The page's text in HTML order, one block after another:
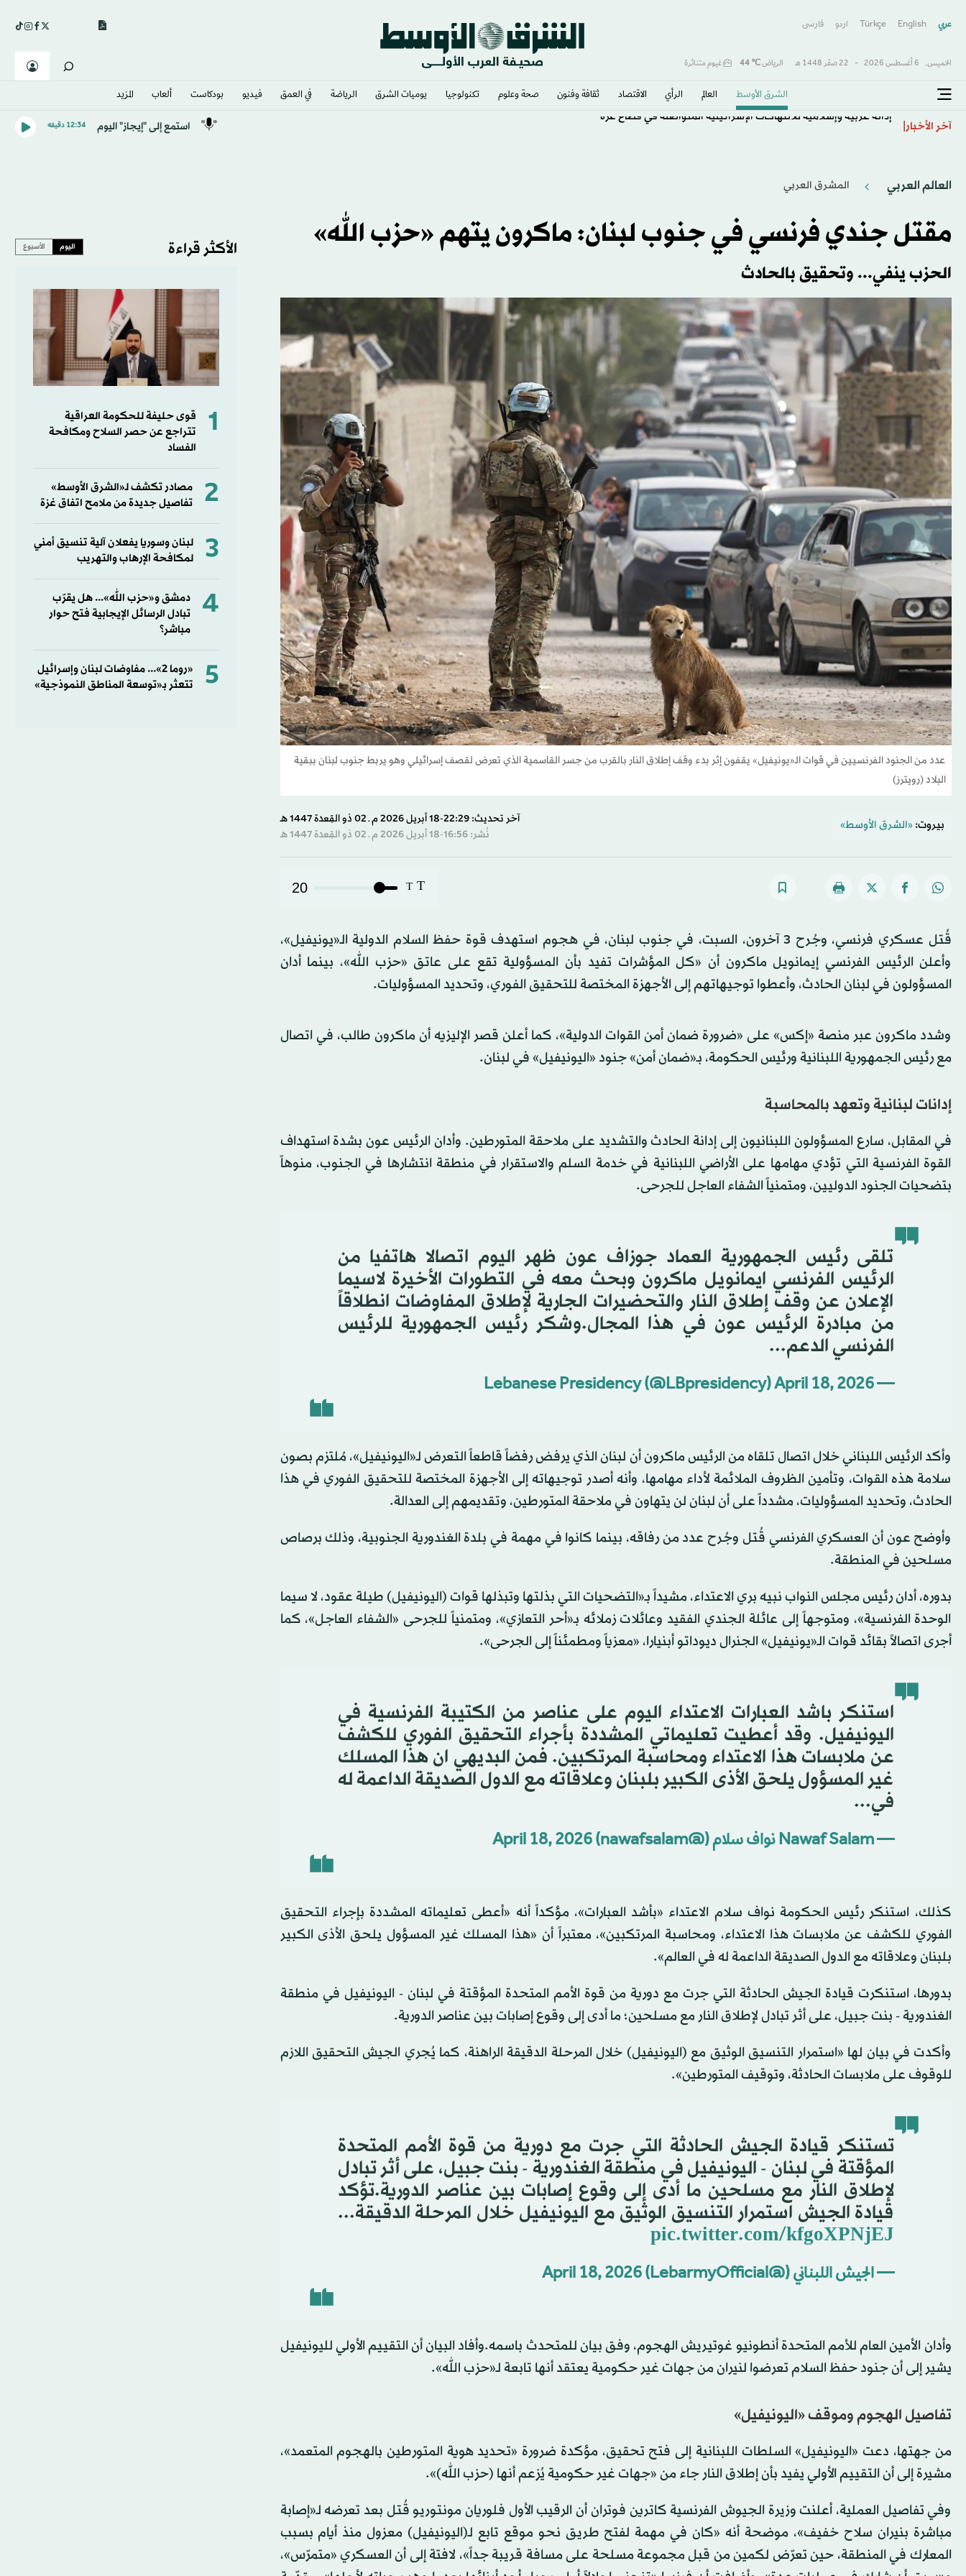
عربي English
Türkçe اردو فارسى
الخميس, 6 أغسطس 2026 - 22 صفَر 1448 هـ الرياض℃
44 غيوم متناثرة
الشرق الأوسط​ العالم الرأي الاقتصاد ثقافة وفنون صحة وعلوم تكنولوجيا يوميات الشرق​ الرياضة في العمق فيديو بودكاست ألعاب المزيد
آخر الأخبار إدانة عربية وإسلامية للانتهاكات الإسرائيلية المتواصلة في قطاع غزة استمع إلى "إيجاز" اليوم 12:34 دقيقه
العالم العربي المشرق العربي
مقتل جندي فرنسي في جنوب لبنان: ماكرون يتهم «حزب الله»
الحزب ينفي... وتحقيق بالحادث
عدد من الجنود الفرنسيين في قوات الـ«يونيفيل» يقفون إثر بدء وقف إطلاق النار بالقرب من جسر القاسمية الذي تعرض لقصف إسرائيلي وهو يربط جنوب لبنان ببقية
البلاد (رويترز)
بيروت: «الشرق الأوسط»
آخر تحديث: 22:29-18 أبريل 2026 م ـ 02 ذو القِعدة 1447 هـ
نُشر: 16:56-18 أبريل 2026 م ـ 02 ذو القِعدة 1447 هـ
T
T
20
قُتل عسكري فرنسي، وجُرح 3 آخرون، السبت، في جنوب لبنان، في هجوم استهدف قوة حفظ السلام الدولية الـ«يونيفيل»،
وأعلن الرئيس الفرنسي إيمانويل ماكرون أن «كل المؤشرات تفيد بأن المسؤولية تقع على عاتق «حزب الله»، بينما أدان
المسؤولون في لبنان الحادث، وأعطوا توجيهاتهم إلى الأجهزة المختصة للتحقيق الفوري، وتحديد المسؤوليات.
وشدد ماكرون عبر منصة «إكس» على «ضرورة ضمان أمن القوات الدولية»، كما أعلن قصر الإليزيه أن ماكرون طالب، في اتصال
مع رئيس الجمهورية اللبنانية ورئيس الحكومة، بـ«ضمان أمن» جنود «اليونيفيل» في لبنان.
إدانات لبنانية وتعهد بالمحاسبة
في المقابل، سارع المسؤولون اللبنانيون إلى إدانة الحادث والتشديد على ملاحقة المتورطين. وأدان الرئيس عون بشدة استهداف
القوة الفرنسية التي تؤدي مهامها على الأراضي اللبنانية في خدمة السلم والاستقرار في منطقة انتشارها في الجنوب، منوهاً
بتضحيات الجنود الدوليين، ومتمنياً الشفاء العاجل للجرحى.
تلقى رئيس الجمهورية العماد جوزاف عون ظهر اليوم اتصالا هاتفيا من
الرئيس الفرنسي ايمانويل ماكرون وبحث معه في التطورات الأخيرة لاسيما
الإعلان عن وقف إطلاق النار والتحضيرات الجارية لإطلاق المفاوضات انطلاقاً
من مبادرة الرئيس عون في هذا المجال.وشكر رئيس الجمهورية للرئيس
الفرنسي الدعم...
— Lebanese Presidency (@LBpresidency)
April 18, 2026
وأكد الرئيس اللبناني خلال اتصال تلقاه من الرئيس ماكرون أن لبنان الذي يرفض رفضاً قاطعاً التعرض لـ«اليونيفيل»، مُلتزم بصون
سلامة هذه القوات، وتأمين الظروف الملائمة لأداء مهامها، وأنه أصدر توجيهاته إلى الأجهزة المختصة للتحقيق الفوري في هذا
الحادث، وتحديد المسؤوليات، مشدداً على أن لبنان لن يتهاون في ملاحقة المتورطين، وتقديمهم إلى العدالة.
وأوضح عون أن العسكري الفرنسي قُتل وجُرح عدد من رفاقه، بينما كانوا في مهمة في بلدة الغندورية الجنوبية، وذلك برصاص
مسلحين في المنطقة.
بدوره، أدان رئيس مجلس النواب نبيه بري الاعتداء، مشيداً بـ«التضحيات التي بذلتها وتبذلها قوات (اليونيفيل) طيلة عقود، لا سيما
الوحدة الفرنسية»، ومتوجهاً إلى عائلة الجندي الفقيد وعائلات زملائه بـ«أحر التعازي»، ومتمنياً للجرحى «الشفاء العاجل»، كما
أجرى اتصالاً بقائد قوات الـ«يونيفيل» الجنرال ديوداتو أبنيارا، «معزياً ومطمئناً إلى الجرحى».
استنكر باشد العبارات الاعتداء اليوم على عناصر من الكتيبة الفرنسية في
اليونيفيل. وقد أعطيت تعليماتي المشددة بأجراء التحقيق الفوري للكشف
عن ملابسات هذا الاعتداء ومحاسبة المرتكبين. فمن البديهي ان هذا المسلك
غير المسؤول يلحق الأذى الكبير بلبنان وعلاقاته مع الدول الصديقة الداعمة له
في...
— Nawaf Salam نواف سلام (@nawafsalam) April 18, 2026
كذلك، استنكر رئيس الحكومة نواف سلام الاعتداء «بأشد العبارات»، مؤكداً أنه «أعطى تعليماته المشددة بإجراء التحقيق
الفوري للكشف عن ملابسات هذا الاعتداء، ومحاسبة المرتكبين»، معتبراً أن «هذا المسلك غير المسؤول يلحق الأذى الكبير
بلبنان وعلاقاته مع الدول الصديقة الداعمة له في العالم».
بدورها، استنكرت قيادة الجيش الحادثة التي جرت مع دورية من قوة الأمم المتحدة المؤقتة في لبنان - اليونيفيل في منطقة
الغندورية - بنت جبيل، على أثر تبادل لإطلاق النار مع مسلحين؛ ما أدى إلى وقوع إصابات بين عناصر الدورية.
وأكدت في بيان لها «استمرار التنسيق الوثيق مع (اليونيفيل) خلال المرحلة الدقيقة الراهنة، كما يُجري الجيش التحقيق اللازم
للوقوف على ملابسات الحادثة، وتوقيف المتورطين».
تستنكر قيادة الجيش الحادثة التي جرت مع دورية من قوة الأمم المتحدة
المؤقتة في لبنان - اليونيفيل في منطقة الغندورية - بنت جبيل، على أثر تبادل
لإطلاق النار مع مسلحين ما أدى إلى وقوع إصابات بين عناصر الدورية.تؤكد
قيادة الجيش استمرار التنسيق الوثيق مع اليونيفيل خلال المرحلة الدقيقة...
pic.twitter.com/kfgoXPNjEJ
— الجيش اللبناني (@LebarmyOfficial) April 18, 2026
وأدان الأمين العام للأمم المتحدة أنطونيو غوتيريش الهجوم، وفق بيان للمتحدث باسمه.وأفاد البيان أن التقييم الأولي لليونيفيل
يشير إلى أن جنود حفظ السلام تعرضوا لنيران من جهات غير حكومية يعتقد أنها تابعة لـ«حزب الله».
تفاصيل الهجوم وموقف «اليونيفيل»
من جهتها، دعت «اليونيفيل» السلطات اللبنانية إلى فتح تحقيق، مؤكدة ضرورة «تحديد هوية المتورطين بالهجوم المتعمد»،
مشيرة إلى أن التقييم الأولي يفيد بأن إطلاق النار جاء من «جهات غير حكومية يُزعم أنها (حزب الله)».
وفي تفاصيل العملية، أعلنت وزيرة الجيوش الفرنسية كاترين فوتران أن الرقيب الأول فلوريان مونتوريو قُتل بعد تعرضه لـ«إصابة
مباشرة بنيران سلاح خفيف»، موضحة أنه «كان في مهمة لفتح طريق نحو موقع تابع لـ(اليونيفيل) معزول منذ أيام بسبب
المعارك في المنطقة، حين تعرّض لكمين من قبل مجموعة مسلحة على مسافة قريبة جداً»، لافتة إلى أن العسكري «متمرّس»،
الأكثر قراءة اليوم الأسبوع
1
قوى حليفة للحكومة العراقية
تتراجع عن حصر السلاح ومكافحة
الفساد
2
مصادر تكشف لـ«الشرق الأوسط»
تفاصيل جديدة من ملامح اتفاق غزة
3
لبنان وسوريا يفعلان آلية تنسيق أمني
لمكافحة الإرهاب والتهريب
4
دمشق و«حزب الله»... هل يقرّب
تبادل الرسائل الإيجابية فتح حوار
مباشر؟
5
«روما 2»... مفاوضات لبنان وإسرائيل
تتعثر بـ«توسعة المناطق النموذجية»